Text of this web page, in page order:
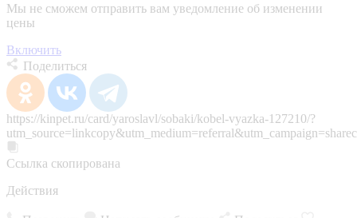
Мы не сможем отправить вам уведомление об изменении
цены
Включить
Поделиться
https://kinpet.ru/card/yaroslavl/sobaki/kobel-vyazka-127210/?
Ссылка скопирована
Действия